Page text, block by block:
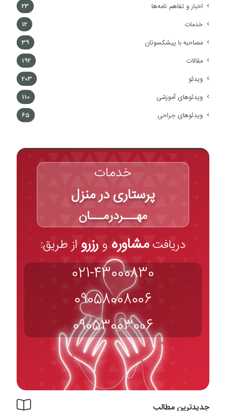
اخبار و تفاهم نامه‌ها 23
خدمات 12
مصاحبه با پیشکسوتان 39
مقالات 192
ویدئو 203
ویدئوهای آموزشی 110
ویدئوهای جراحی 65
خدمات
پرستاری در منزل
مهـــردرمـــان
دریافتمشاوره و رزرو از طریق:
021-43000830
09058008006
09053003006
جدیدترین مطالب